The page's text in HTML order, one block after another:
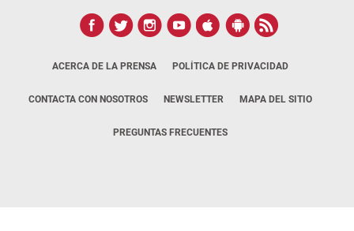
ACERCA DE LA PRENSA POLÍTICA DE PRIVACIDAD
CONTACTA CON NOSOTROS NEWSLETTER MAPA DEL SITIO
PREGUNTAS FRECUENTES